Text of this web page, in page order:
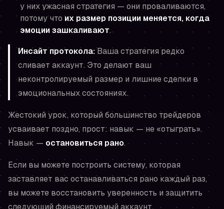
у них ужасная стратегия — они проваливаются,
потому чтоих размер позиции меняется, когда
эмоции зашкаливают.
Инсайт протокола:Ваша стратегия редко
сливает аккаунт. Это делают ваш
неконтролируемый размер и лишние сделкив
эмоциональных состояниях.
Жестокий урок, который большинство трейдеров
усваивает поздно, прост: навык — не «отыграть».
Навык — остановиться рано.
Если вы можете построить систему, которая
заставляет вас останавливаться рано каждый раз,
вы можете восстановить уверенность и защитить
следующий финансируемый аккаунт.